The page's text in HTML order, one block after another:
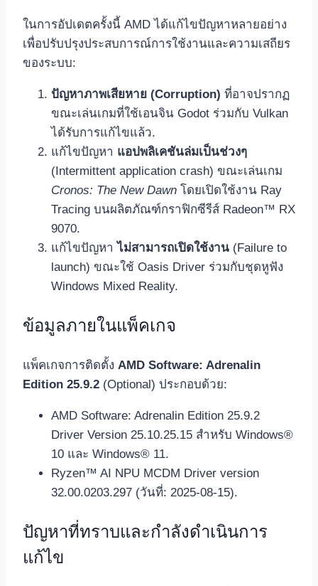
ในการอัปเดตครั้งนี้ AMD ได้แก้ไขปัญหาหลายอย่าง
เพื่อปรับปรุงประสบการณ์การใช้งานและความเสถียร
ของระบบ:
ปัญหาภาพเสียหาย (Corruption) ที่อาจปรากฏ
ขณะเล่นเกมที่ใช้เอนจิน Godot ร่วมกับ Vulkan
ได้รับการแก้ไขแล้ว.
แก้ไขปัญหา แอปพลิเคชันล่มเป็นช่วงๆ
(Intermittent application crash) ขณะเล่นเกม
Cronos: The New Dawn โดยเปิดใช้งาน Ray
Tracing บนผลิตภัณฑ์กราฟิกซีรีส์ Radeon™ RX
9070.
แก้ไขปัญหาไม่สามารถเปิดใช้งาน (Failure to
launch) ขณะใช้ Oasis Driver ร่วมกับชุดหูฟัง
Windows Mixed Reality.
ข้อมูลภายในแพ็คเกจ
แพ็คเกจการติดตั้ง AMD Software: Adrenalin
Edition 25.9.2 (Optional) ประกอบด้วย:
AMD Software: Adrenalin Edition 25.9.2
Driver Version 25.10.25.15 สำหรับ Windows®
10 และ Windows® 11.
Ryzen™ AI NPU MCDM Driver version
32.00.0203.297 (วันที่: 2025-08-15).
ปัญหาที่ทราบและกำลังดำเนินการ
แก้ไข